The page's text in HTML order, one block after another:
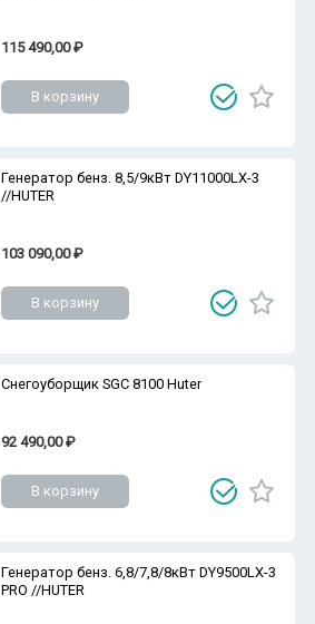
115 490,00 ₽
В корзину
Генератор бенз. 8,5/9кВт DY11000LX-3
//HUTER
103 090,00 ₽
В корзину
Снегоуборщик SGC 8100 Huter
92 490,00 ₽
В корзину
Генератор бенз. 6,8/7,8/8кВт DY9500LX-3
PRO //HUTER